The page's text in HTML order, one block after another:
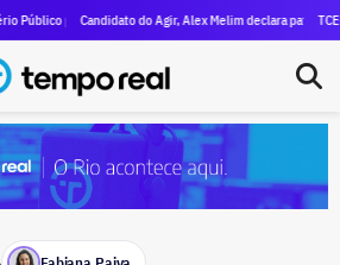
pede execução da condenação e da inelegibilidade de
Candidato do Agir, Alex Melim declara patrimônio de R$
TCE-RJ